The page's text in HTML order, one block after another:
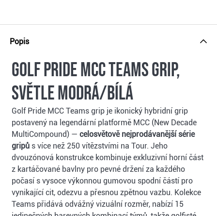
Popis
Golf Pride MCC Teams grip,
světle modrá/bílá
Golf Pride MCC Teams grip je ikonický hybridní grip
postavený na legendární platformě MCC (New Decade
MultiCompound) — celosvětově nejprodávanější série
gripů s více než 250 vítězstvími na Tour. Jeho
dvouzónová konstrukce kombinuje exkluzivní horní část
z kartáčované bavlny pro pevné držení za každého
počasí s vysoce výkonnou gumovou spodní částí pro
vynikající cit, odezvu a přesnou zpětnou vazbu. Kolekce
Teams přidává odvážný vizuální rozměr, nabízí 15